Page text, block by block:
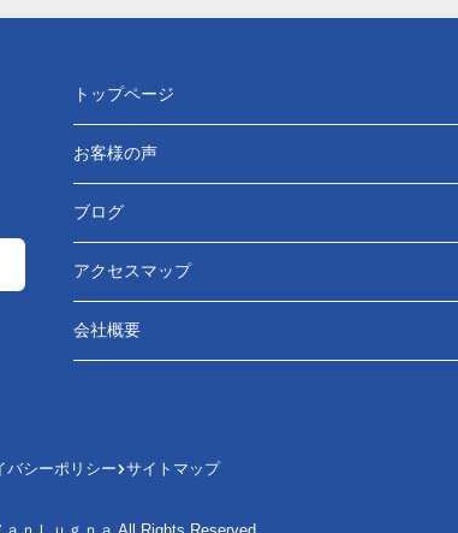
トップページ
お客様の声
ブログ
アクセスマップ
会社概要
バシーポリシー サイトマップ